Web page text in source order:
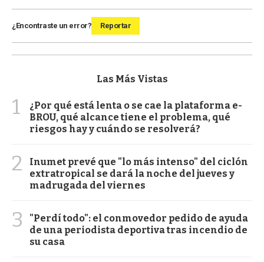
¿Encontraste un error? Reportar
Las Más Vistas
1
¿Por qué está lenta o se cae la plataforma e-
BROU, qué alcance tiene el problema, qué
riesgos hay y cuándo se resolverá?
2
Inumet prevé que "lo más intenso" del ciclón
extratropical se dará la noche del jueves y
madrugada del viernes
3
"Perdí todo": el conmovedor pedido de ayuda
de una periodista deportiva tras incendio de
su casa